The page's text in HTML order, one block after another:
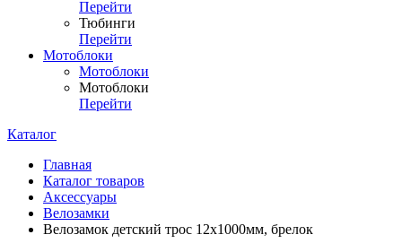
Перейти
Тюбинги
Перейти
Мотоблоки
Мотоблоки
Мотоблоки
Перейти
Каталог
Главная
Каталог товаров
Аксессуары
Велозамки
Велозамок детский трос 12х1000мм, брелок